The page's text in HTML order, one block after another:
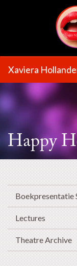
Xaviera
Happy
Boekpresentatie
Lectures
Theatre Archive